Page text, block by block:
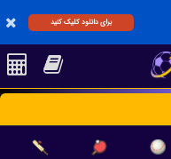
برای دانلود کلیک کنید